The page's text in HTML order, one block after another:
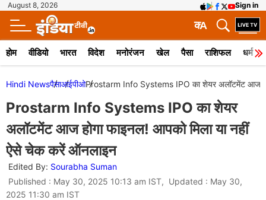
August 8, 2026 Sign in
A
क
होम वीडियो भारत विदेश मनोरंजन खेल पैसा राशिफल धर्म
Hindi NewsपैसाआईपीओProstarm Info Systems IPO का शेयर अलॉटमेंट आज
Prostarm Info Systems IPO का शेयर
अलॉटमेंट आज होगा फाइनल! आपको मिला या नहीं
ऐसे चेक करें ऑनलाइन
Edited By: Sourabha Suman
Published : May 30, 2025 10:13 am IST, Updated : May 30,
2025 11:30 am IST